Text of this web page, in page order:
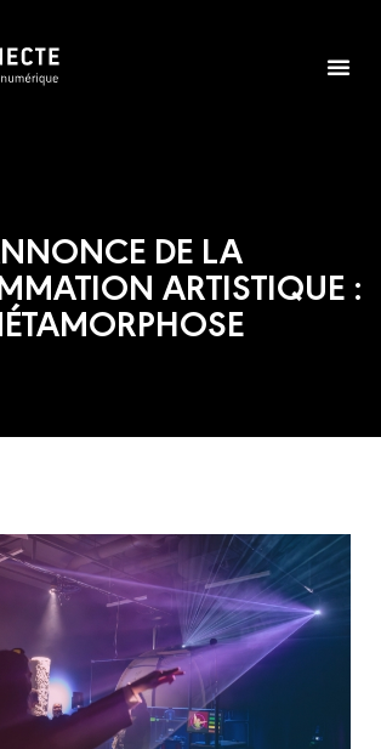
DE LA
ARTISTIQUE :